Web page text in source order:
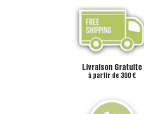
Livraison Gratuite
à partir de 300 €